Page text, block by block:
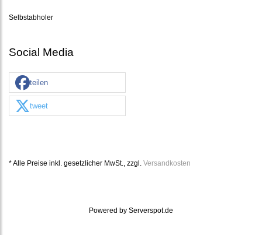
Selbstabholer
Social Media
teilen
tweet
* Alle Preise inkl. gesetzlicher MwSt., zzgl. Versandkosten
Powered by Serverspot.de